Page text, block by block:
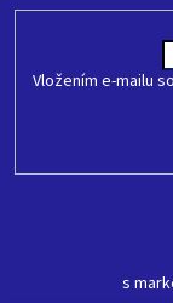
Vložením e-mailu
s